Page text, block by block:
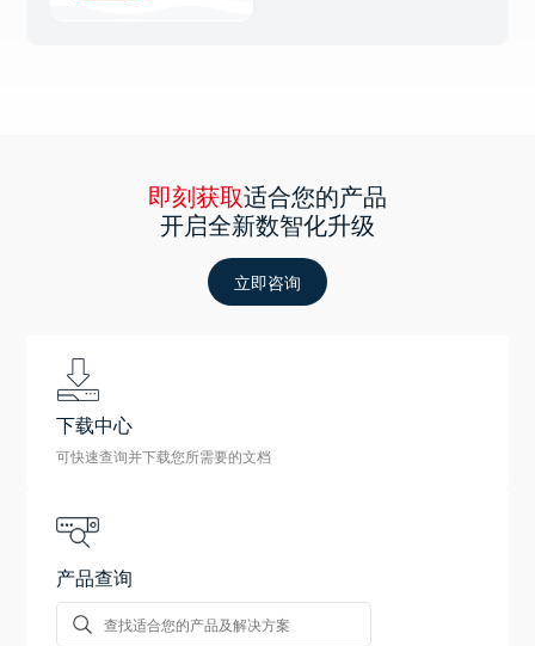
即刻获取适合您的产品
开启全新数智化升级
立即咨询
下载中心
可快速查询并下载您所需要的文档
产品查询